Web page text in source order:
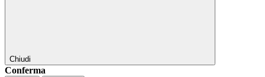
Chiudi
Conferma